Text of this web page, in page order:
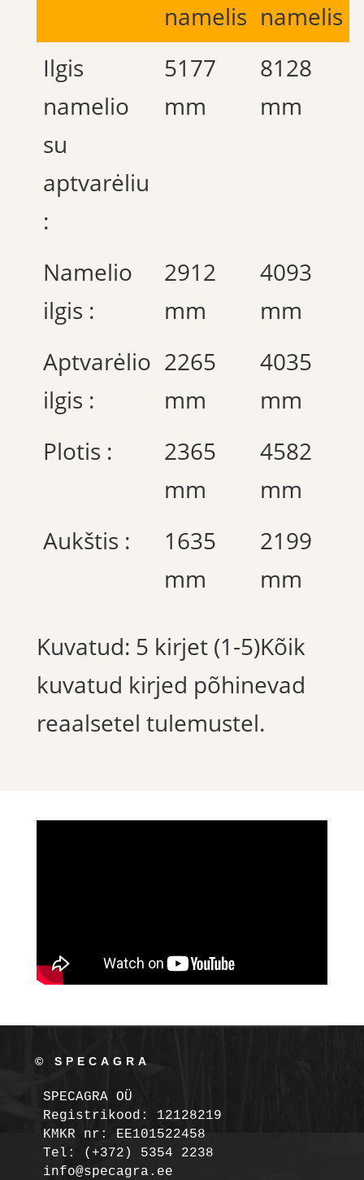
namelis namelis
Ilgis
namelio
su
aptvarėliu
:
5177
mm
8128
mm
Namelio
ilgis :
2912
mm
4093
mm
Aptvarėlio
ilgis :
2265
mm
4035
mm
Plotis :
2365
mm
4582
mm
Aukštis :
1635
mm
2199
mm
Kuvatud: 5 kirjet (1-5)Kõik
kuvatud kirjed põhinevad
reaalsetel tulemustel.
© SPECAGRA
SPECAGRA OÜ
Registrikood: 12128219
KMKR nr: EE101522458
Tel: (+372) 5354 2238
info@specagra.ee